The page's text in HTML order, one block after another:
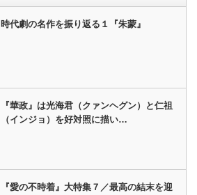
時代劇の名作を振り返る１『朱蒙』
『華政』は光海君（クァンヘグン）と仁祖
（インジョ）を好対照に描い…
『愛の不時着』大特集７／最高の結末を迎